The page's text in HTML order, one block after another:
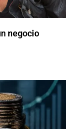
negocio